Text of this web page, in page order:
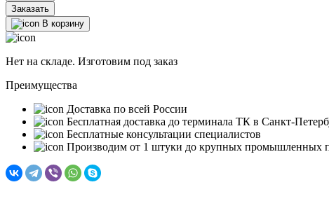
Заказать
В корзину
Нет на складе. Изготовим под заказ
Преимущества
Доставка по всей России
Бесплатная доставка до терминала ТК в
Бесплатные консультации специалистов
Производим от 1 штуки до крупных промышленных